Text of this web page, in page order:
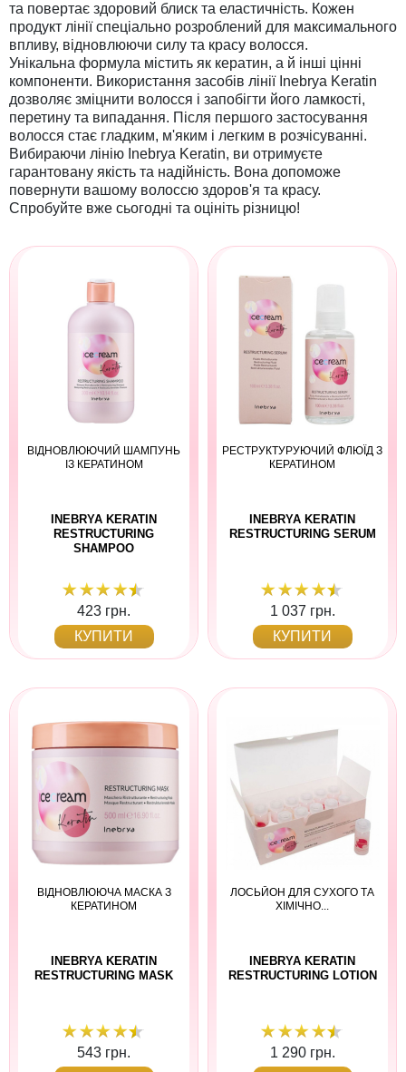
та повертає здоровий блиск та еластичність. Кожен
продукт лінії спеціально розроблений для максимального
впливу, відновлюючи силу та красу волосся.
Унікальна формула містить як кератин, а й інші цінні
компоненти. Використання засобів лінії Inebrya Keratin
дозволяє зміцнити волосся і запобігти його ламкості,
перетину та випадання. Після першого застосування
волосся стає гладким, м'яким і легким в розчісуванні.
Вибираючи лінію Inebrya Keratin, ви отримуєте
гарантовану якість та надійність. Вона допоможе
повернути вашому волоссю здоров'я та красу.
Спробуйте вже сьогодні та оцініть різницю!
ВІДНОВЛЮЮЧИЙ ШАМПУНЬ
ІЗ КЕРАТИНОМ
INEBRYA KERATIN
RESTRUCTURING
SHAMPOO
423 грн.
КУПИТИ
РЕСТРУКТУРУЮЧИЙ ФЛЮЇД З
КЕРАТИНОМ
INEBRYA KERATIN
RESTRUCTURING SERUM
1 037 грн.
КУПИТИ
ВІДНОВЛЮЮЧА МАСКА З
КЕРАТИНОМ
INEBRYA KERATIN
RESTRUCTURING MASK
543 грн.
ЛОСЬЙОН ДЛЯ СУХОГО ТА
ХІМІЧНО...
INEBRYA KERATIN
RESTRUCTURING LOTION
1 290 грн.